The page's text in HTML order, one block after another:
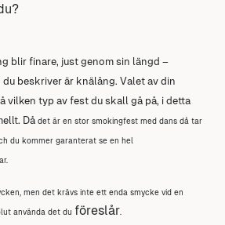
blir finare, just genom sin längd –
beskriver är knälång. Valet av din
vilken typ av fest du skall gå på, i detta
Då det är en stor smokingfest med dans då tar
du kommer garanterat se en hel
men det krävs inte ett enda smycke vid en
använda det du föreslår